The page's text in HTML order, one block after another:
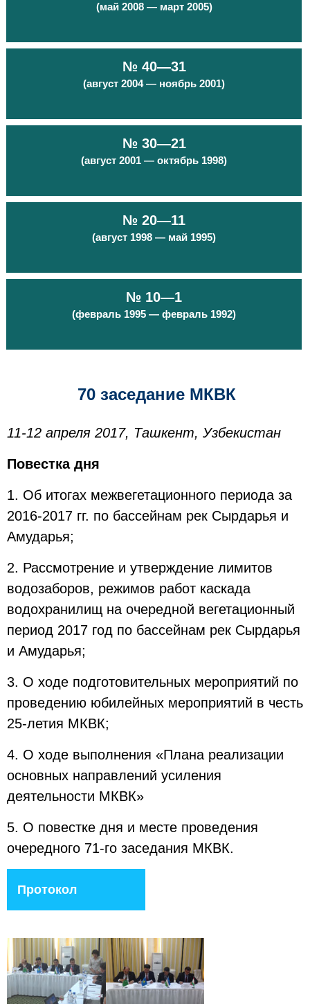
(май 2008 — март 2005)
№ 40—31
(август 2004 — ноябрь 2001)
№ 30—21
(август 2001 — октябрь 1998)
№ 20—11
(август 1998 — май 1995)
№ 10—1
(февраль 1995 — февраль 1992)
70 заседание МКВК
11-12 апреля 2017, Ташкент, Узбекистан
Повестка дня
1. Об итогах межвегетационного периода за
2016-2017 гг. по бассейнам рек Сырдарья и
Амударья;
2. Рассмотрение и утверждение лимитов
водозаборов, режимов работ каскада
водохранилищ на очередной вегетационный
период 2017 год по бассейнам рек Сырдарья
и Амударья;
3. О ходе подготовительных мероприятий по
проведению юбилейных мероприятий в честь
25-летия МКВК;
4. О ходе выполнения «Плана реализации
основных направлений усиления
деятельности МКВК»
5. О повестке дня и месте проведения
очередного 71-го заседания МКВК.
Протокол